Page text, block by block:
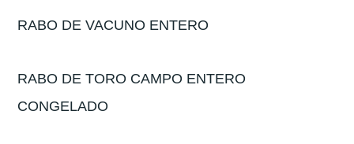
RABO DE VACUNO ENTERO
RABO DE TORO CAMPO ENTERO
CONGELADO